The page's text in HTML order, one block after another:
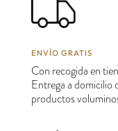
ENVÍO GRATIS
Con recogida en
Entrega a domicilio
productos